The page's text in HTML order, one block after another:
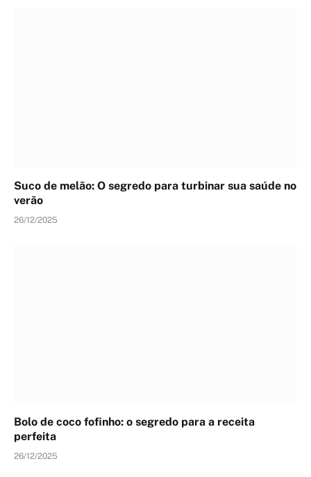
Suco de melão: O segredo para turbinar sua saúde no
verão
26/12/2025
Bolo de coco fofinho: o segredo para a receita
perfeita
26/12/2025